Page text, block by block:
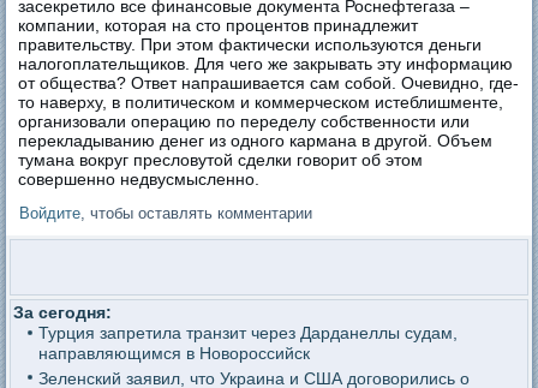
засекретило все финансовые документа Роснефтегаза –
компании, которая на сто процентов принадлежит
правительству. При этом фактически используются деньги
налогоплательщиков. Для чего же закрывать эту информацию
от общества? Ответ напрашивается сам собой. Очевидно, где-
то наверху, в политическом и коммерческом истеблишменте,
организовали операцию по переделу собственности или
перекладыванию денег из одного кармана в другой. Объем
тумана вокруг пресловутой сделки говорит об этом
совершенно недвусмысленно.
Войдите, чтобы оставлять комментарии
За сегодня:
Турция запретила транзит через Дарданеллы судам,
направляющимся в Новороссийск
Зеленский заявил, что Украина и США договорились о